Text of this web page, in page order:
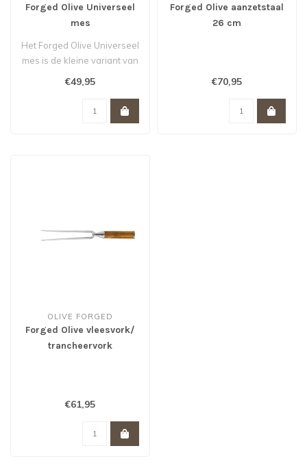
Forged Olive Universeel
mes
Het Forged Olive Universeel
mes is de kleine variant van
€49,95
Forged Olive aanzetstaal
26 cm
€70,95
OLIVE FORGED
Forged Olive vleesvork/
trancheervork
€61,95